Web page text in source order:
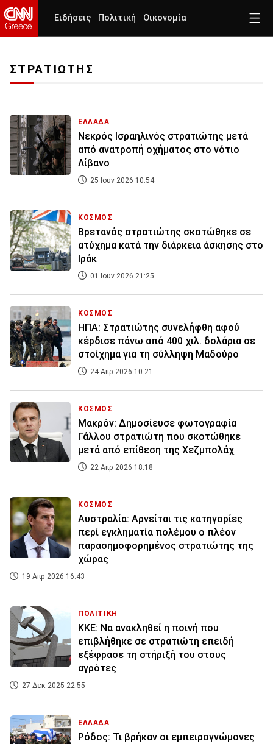
Ειδήσεις Πολιτική Οικονομία
ΣΤΡΑΤΙΩΤΗΣ
ΕΛΛΑΔΑ
Νεκρός Ισραηλινός στρατιώτης μετά
από ανατροπή οχήματος στο νότιο
Λίβανο
25 Ιουν 2026 10:54
ΚΟΣΜΟΣ
Βρετανός στρατιώτης σκοτώθηκε σε
ατύχημα κατά την διάρκεια άσκησης στο
Ιράκ
01 Ιουν 2026 21:25
ΚΟΣΜΟΣ
ΗΠΑ: Στρατιώτης συνελήφθη αφού
κέρδισε πάνω από 400 χιλ. δολάρια σε
στοίχημα για τη σύλληψη Μαδούρο
24 Απρ 2026 10:21
ΚΟΣΜΟΣ
Μακρόν: Δημοσίευσε φωτογραφία
Γάλλου στρατιώτη που σκοτώθηκε
μετά από επίθεση της Χεζμπολάχ
22 Απρ 2026 18:18
ΚΟΣΜΟΣ
Αυστραλία: Αρνείται τις κατηγορίες
περί εγκληματία πολέμου ο πλέον
παρασημοφορημένος στρατιώτης της
χώρας
19 Απρ 2026 16:43
ΠΟΛΙΤΙΚΗ
ΚΚΕ: Να ανακληθεί η ποινή που
επιβλήθηκε σε στρατιώτη επειδή
εξέφρασε τη στήριξή του στους
αγρότες
27 Δεκ 2025 22:55
ΕΛΛΑΔΑ
Ρόδος: Τι βρήκαν οι εμπειρογνώμονες